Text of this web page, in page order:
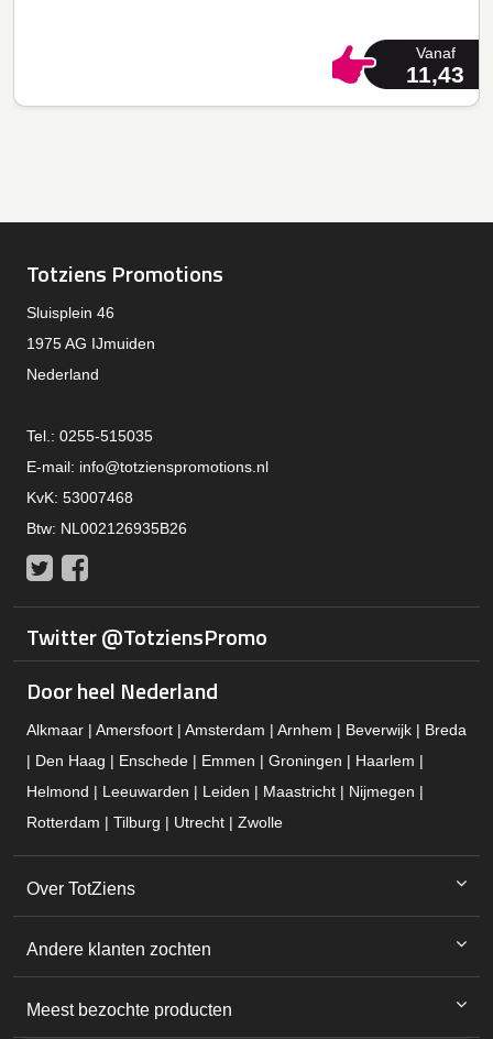
Vanaf
11,43
Totziens Promotions
Sluisplein 46
1975 AG IJmuiden
Nederland
Tel.: 0255-515035
E-mail: info@totzienspromotions.nl
KvK: 53007468
Btw: NL002126935B26
Twitter
Twitter @TotziensPromo
Door heel Nederland
Alkmaar | Amersfoort | Amsterdam | Arnhem | Beverwijk | Breda
| Den Haag | Enschede | Emmen | Groningen | Haarlem |
Helmond | Leeuwarden | Leiden | Maastricht | Nijmegen |
Rotterdam | Tilburg | Utrecht | Zwolle
Over TotZiens
Andere klanten zochten
Meest bezochte producten